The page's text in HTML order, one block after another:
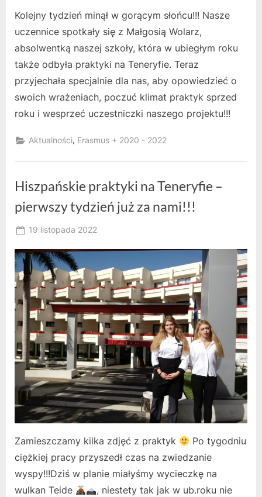
Kolejny tydzień minął w gorącym słońcu!!! Nasze
uczennice spotkały się z Małgosią Wolarz,
absolwentką naszej szkoły, która w ubiegłym roku
także odbyła praktyki na Teneryfie. Teraz
przyjechała specjalnie dla nas, aby opowiedzieć o
swoich wrażeniach, poczuć klimat praktyk sprzed
roku i wesprzeć uczestniczki naszego projektu!!!
Aktualności, Erasmus + 2020 - 2022
Hiszpańskie praktyki na Teneryfie –
pierwszy tydzień już za nami!!!
Posted
19 listopada 2022
Zamieszczamy kilka zdjęć z praktyk
Po tygodniu
ciężkiej pracy przyszedł czas na zwiedzanie
wyspy!!!Dziś w planie miałyśmy wycieczkę na
wulkan Teide
, niestety tak jak w ub.roku nie